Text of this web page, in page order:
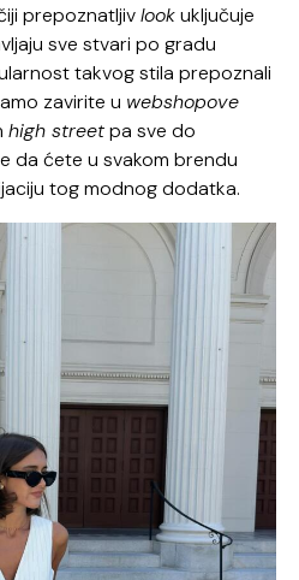
prepoznatljivlookuključuje
sve stvari po gradu
takvog stila prepoznali
zavirite u webshopove
high streetpa sve do
da ćete u svakom brendu
tog modnog dodatka.